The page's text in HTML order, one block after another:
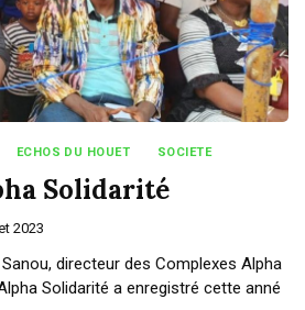
ECHOS DU HOUET SOCIETE
Solidarité
2023
directeur des Complexes Alpha
Solidarité a enregistré cette anné